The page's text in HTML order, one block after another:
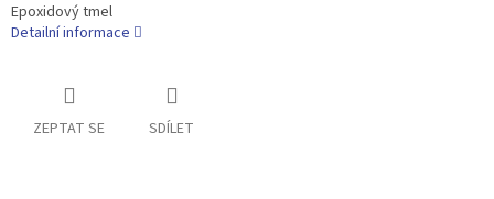
Epoxidový tmel
Detailní informace
ZEPTAT SE SDÍLET